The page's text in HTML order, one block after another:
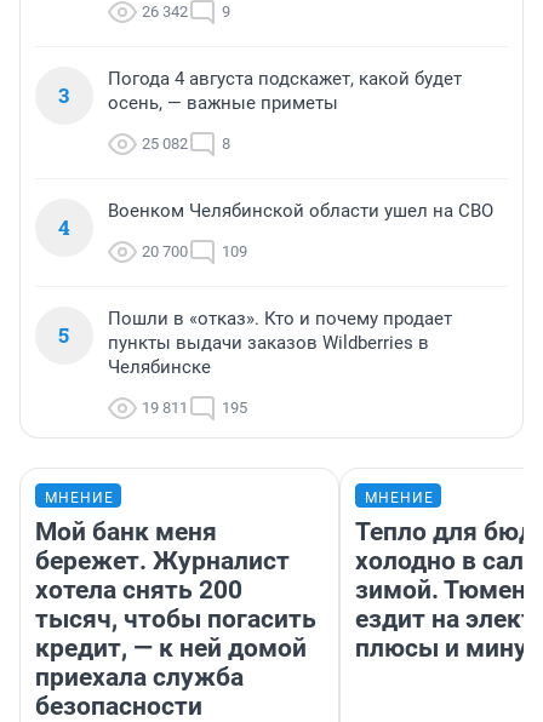
26 342 9
3
Погода 4 августа подскажет, какой будет
осень, — важные приметы
25 082 8
4
Военком Челябинской области ушел на СВО
20 700 109
5
Пошли в «отказ». Кто и почему продает
пункты выдачи заказов Wildberries в
Челябинске
19 811 195
МНЕНИЕ
Мой банк меня
бережет. Журналист
хотела снять 200
тысяч, чтобы погасить
кредит, — к ней домой
приехала служба
безопасности
МНЕНИЕ
Тепло для
холодно в
зимой.
ездит на
плюсы и